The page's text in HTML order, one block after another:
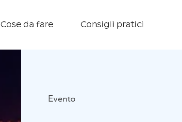
Cose da fare Consigli pratici
Evento